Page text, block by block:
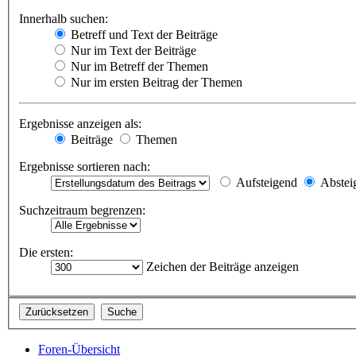
Innerhalb suchen:
Betreff und Text der Beiträge
Nur im Text der Beiträge
Nur im Betreff der Themen
Nur im ersten Beitrag der Themen
Ergebnisse anzeigen als:
Beiträge
Themen
Ergebnisse sortieren nach:
Aufsteigend
Suchzeitraum begrenzen:
Die ersten:
Zeichen der Beiträge anzeigen
Foren-Übersicht